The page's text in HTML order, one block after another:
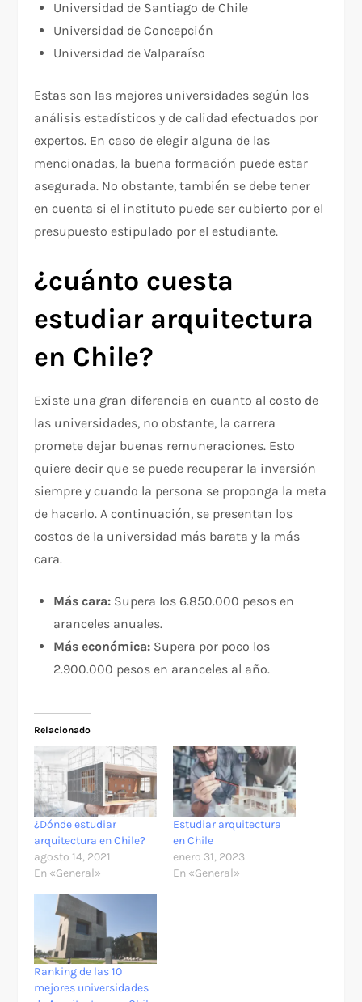
Universidad de Santiago de Chile
Universidad de Concepción
Universidad de Valparaíso
Estas son las mejores universidades según los
análisis estadísticos y de calidad efectuados por
expertos. En caso de elegir alguna de las
mencionadas, la buena formación puede estar
asegurada. No obstante, también se debe tener
en cuenta si el instituto puede ser cubierto por el
presupuesto estipulado por el estudiante.
¿cuánto cuesta
estudiar arquitectura
en Chile?
Existe una gran diferencia en cuanto al costo de
las universidades, no obstante, la carrera
promete dejar buenas remuneraciones. Esto
quiere decir que se puede recuperar la inversión
siempre y cuando la persona se proponga la meta
de hacerlo. A continuación, se presentan los
costos de la universidad más barata y la más
cara.
Más cara: Supera los 6.850.000 pesos en
aranceles anuales.
Más económica: Supera por poco los
2.900.000 pesos en aranceles al año.
Relacionado
¿Dónde estudiar
arquitectura en Chile?
agosto 14, 2021
En «General»
Estudiar arquitectura
en Chile
enero 31, 2023
En «General»
Ranking de las 10
mejores universidades